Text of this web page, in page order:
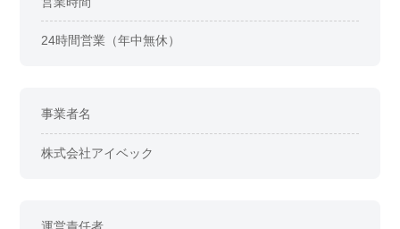
24時間営業（年中無休）
事業者名
株式会社アイベック